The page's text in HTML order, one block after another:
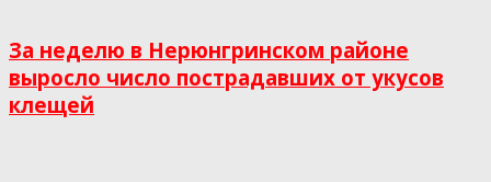
За неделю в Нерюнгринском районе
выросло число пострадавших от укусов
клещей